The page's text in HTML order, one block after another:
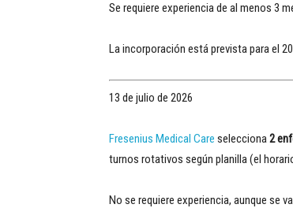
Se requiere experiencia de al menos 3
La incorporación está prevista para el
13 de julio de 2026
Fresenius Medical Care selecciona 2
turnos rotativos según planilla (el
No se requiere experiencia, aunque se